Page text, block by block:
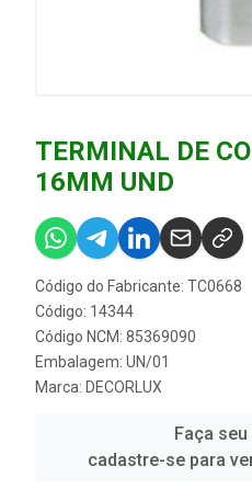
TERMINAL DE
16MM UND
Código do Fabricante: TC0668
Código: 14344
Código NCM: 85369090
Embalagem: UN/01
Marca: DECORLUX
Faça
cadastre-se para